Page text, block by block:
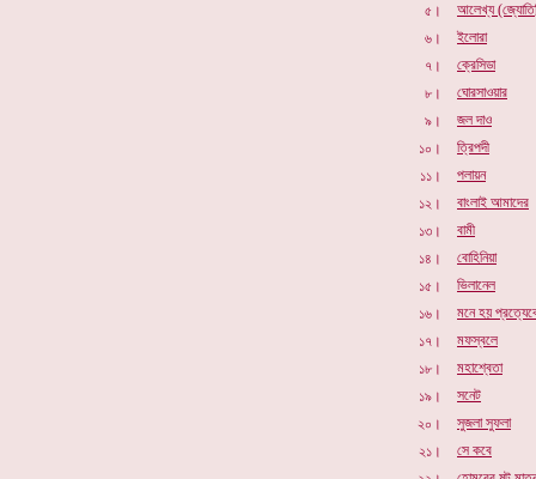
৫।
৬।
৭।
৮।
৯।
১০।
১১।
১২।
১৩।
১৪।
১৫।
১৬।
১৭।
১৮।
১৯।
২০।
২১।
আলেখ্য
ইলোরা
ক্রেসিডা
ঘোরসাওয়ার
জল দাও
ত্রিপদী
পলায়ন
বাংলাই আমাদের
বামী
বোহিনিয়া
ভিলানেল
মনে হয়
মফস্বলে
মহাশ্বেতা
সনেট
সুজলা সুফলা
সে কবে